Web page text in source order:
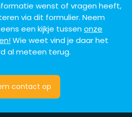
wenst of vragen heeft,
via dit formulier. Neem
een kijkje tussenonze
Wie weet vind je daar het
al meteen terug.
contact op